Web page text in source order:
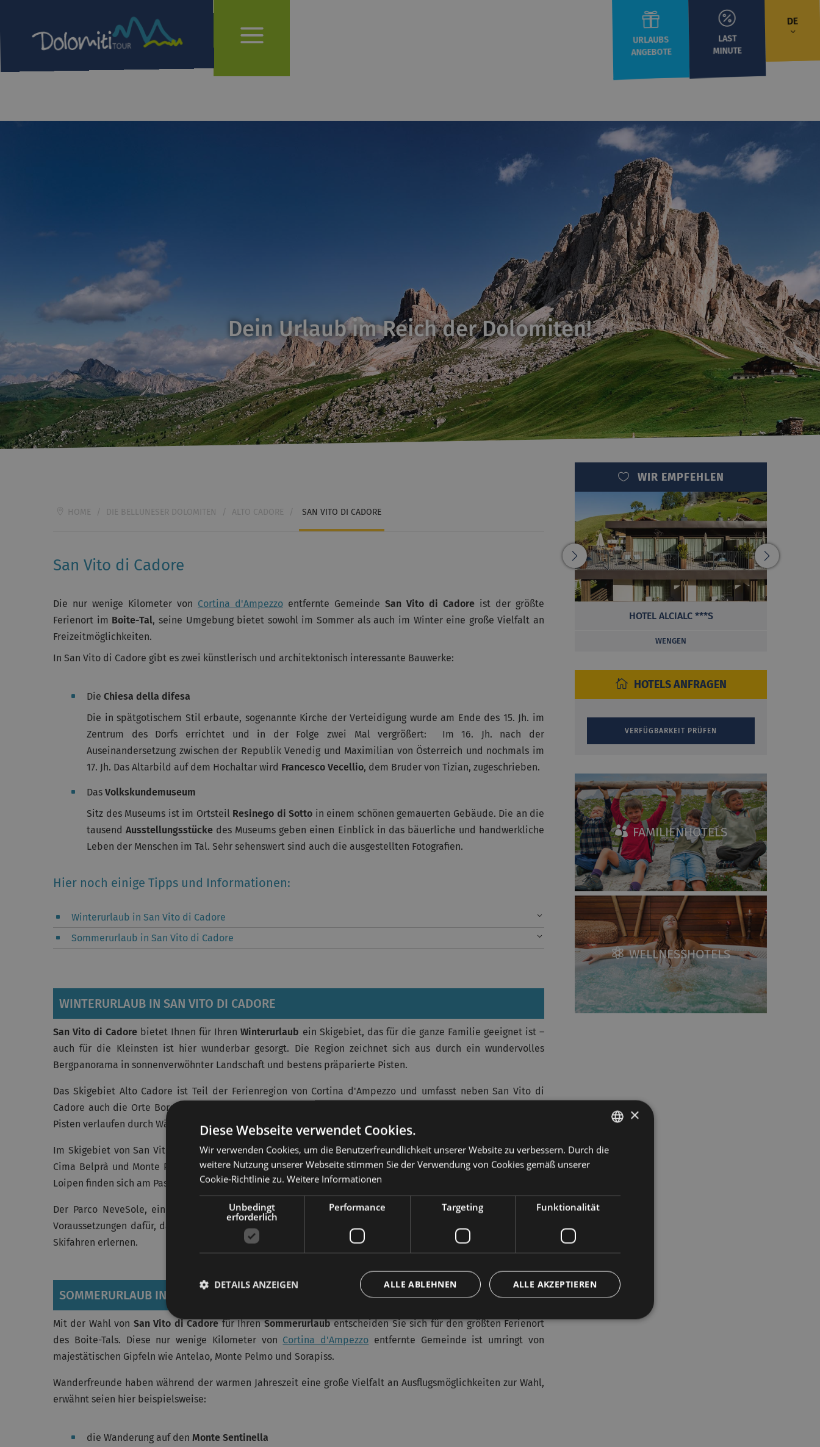
DE
URLAUBS
ANGEBOTE
LAST
MINUTE
Dein Urlaub im Reich der Dolomiten!
WIR EMPFEHLEN
HOTEL ALCIALC ***S
WENGEN
HOTELS ANFRAGEN
FAMILIENHOTELS
WELLNESSHOTELS
HOME / DIE BELLUNESER DOLOMITEN / ALTO CADORE / SAN VITO DI CADORE
San Vito di Cadore
Die nur wenige Kilometer von Cortina d'Ampezzo entfernte Gemeinde San Vito di Cadore ist der größte
Ferienort im Boite-Tal, seine Umgebung bietet sowohl im Sommer als auch im Winter eine große Vielfalt an
Freizeitmöglichkeiten.
In San Vito di Cadore gibt es zwei künstlerisch und architektonisch interessante Bauwerke:
Die Chiesa della difesa
Die in spätgotischem Stil erbaute, sogenannte Kirche der Verteidigung wurde am Ende des 15. Jh. im
Zentrum des Dorfs errichtet und in der Folge zwei Mal vergrößert: Im 16. Jh. nach der
Auseinandersetzung zwischen der Republik Venedig und Maximilian von Österreich und nochmals im
17. Jh. Das Altarbild auf dem Hochaltar wird Francesco Vecellio, dem Bruder von Tizian, zugeschrieben.
Das Volkskundemuseum
Sitz des Museums ist im Ortsteil Resinego di Sotto in einem schönen gemauerten Gebäude. Die an die
tausendAusstellungsstücke des Museums geben einen Einblick in das bäuerliche und handwerkliche
Leben der Menschen im Tal. Sehr sehenswert sind auch die ausgestellten Fotografien.
Hier noch einige Tipps und Informationen:
Winterurlaub in San Vito di Cadore
Sommerurlaub in San Vito di Cadore
WINTERURLAUB IN SAN VITO DI CADORE
San Vito di Cadore bietet Ihnen für IhrenWinterurlaub ein Skigebiet, das für die ganze Familie geeignet ist –
auch für die Kleinsten ist hier wunderbar gesorgt. Die Region zeichnet sich aus durch ein wundervolles
Bergpanorama in sonnenverwöhnter Landschaft und bestens präparierte Pisten.
Das Skigebiet Alto Cadore ist Teil der Ferienregion von Cortina d'Ampezzo und umfasst neben San Vito di
Cadore auch die Orte Borca di Cadore und
Pisten verlaufen durch Wälder, über Wiesen, Hügel und steile Abhänge.
Im Skigebiet von San Vito di Cadore, umgeben vom herrlichen Panorama majestätischer Gipfel wie Antelao,
Cima Belprà und Monte Pelmo stehen in Pian de la Graes zwei Ringloipen zur Verfügung. Zahlreiche weitere
Loipen finden sich am Passo Cibiana, eine davon eignet sich auch für das nächtliche Skivergnügen.
Der Parco NeveSole, ein mit Tapis Roulant und Anfängerpisten ausgestatteter Bereich, bietet die besten
Voraussetzungen dafür, dass Kinder in San Vito di Cadore bei guter Betreuung mit viel Freude und Spaß das
Skifahren erlernen.
SOMMERURLAUB IN SAN VITO DI CADORE
Mit der Wahl von San Vito di Cadorefür IhrenSommerurlaubentscheiden Sie sich für den größten Ferienort
des Boite-Tals. Diese nur wenige Kilometer von Cortina d'Ampezzo entfernte Gemeinde ist umringt von
majestätischen Gipfeln wie Antelao, Monte Pelmo und Sorapiss.
Wanderfreunde haben während der warmen Jahreszeit eine große Vielfalt an Ausflugsmöglichkeiten zur Wahl,
erwähnt seien hier beispielsweise:
die Wanderung auf den Monte Sentinella
ITALIAN
×
Diese Webseite verwendet Cookies.
Wir verwenden Cookies, um die Benutzerfreundlichkeit unserer Website zu verbessern. Durch die
weitere Nutzung unserer Webseite stimmen Sie der Verwendung von Cookies gemäß unserer
Cookie-Richtlinie zu. Weitere Informationen
Unbedingt
erforderlich
Performance Targeting Funktionalität
ALLE AKZEPTIEREN
ALLE ABLEHNEN
DETAILS ANZEIGEN